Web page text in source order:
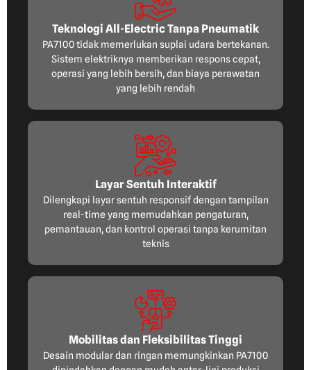
Teknologi All-Electric Tanpa Pneumatik
PA7100 tidak memerlukan suplai udara bertekanan.
Sistem elektriknya memberikan respons cepat,
operasi yang lebih bersih, dan biaya perawatan
yang lebih rendah
Layar Sentuh Interaktif
Dilengkapi layar sentuh responsif dengan tampilan
real-time yang memudahkan pengaturan,
pemantauan, dan kontrol operasi tanpa kerumitan
teknis
Mobilitas dan Fleksibilitas Tinggi
Desain modular dan ringan memungkinkan PA7100